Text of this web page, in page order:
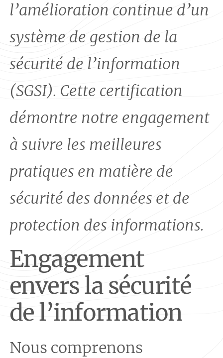
l’amélioration continue d’un
système de gestion de la
sécurité de l’information
(SGSI). Cette certification
démontre notre engagement
à suivre les meilleures
pratiques en matière de
sécurité des données et de
protection des informations.
Engagement
envers la sécurité
de l’information
Nous comprenons